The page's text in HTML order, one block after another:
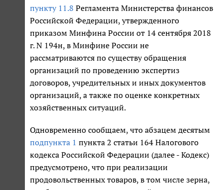
пункту 11.8 Регламента Министерства финансов
Российской Федерации, утвержденного
приказом Минфина России от 14 сентября 2018
г. N 194н, в Минфине России не
рассматриваются по существу обращения
организаций по проведению экспертиз
договоров, учредительных и иных документов
организаций, а также по оценке конкретных
хозяйственных ситуаций.
Одновременно сообщаем, что абзацем десятым
подпункта 1 пункта 2 статьи 164 Налогового
кодекса Российской Федерации (далее - Кодекс)
предусмотрено, что при реализации
продовольственных товаров, в том числе зерна,